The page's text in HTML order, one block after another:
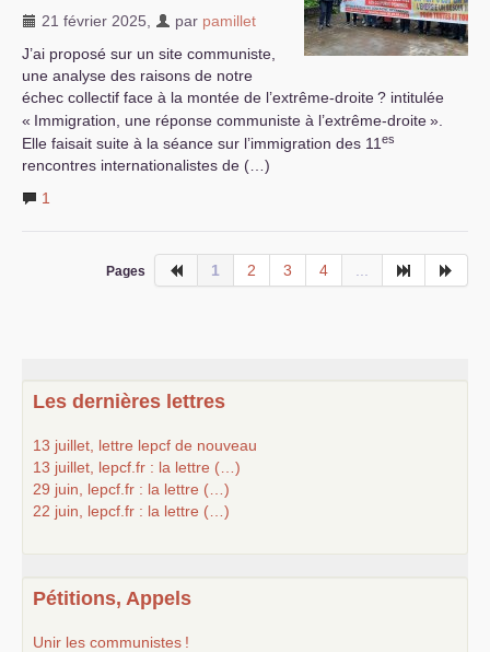
21 février 2025 par pamillet
J’ai proposé sur un site communiste,
une analyse des raisons de notre
échec collectif face à la montée de l’extrême-droite? intitulée
« Immigration, une réponse communiste à l’extrême-droite».
Elle faisait suite à la séance sur l’immigration des 11 es
rencontres internationalistes de (…)
1
Pages 1 2 3 4
Les dernières lettres
13 juillet, lettre lepcf de nouveau
13 juillet, lepcf.fr : la lettre (…)
29 juin, lepcf.fr : la lettre (…)
22 juin, lepcf.fr : la lettre (…)
Pétitions, Appels
Unir les communistes !